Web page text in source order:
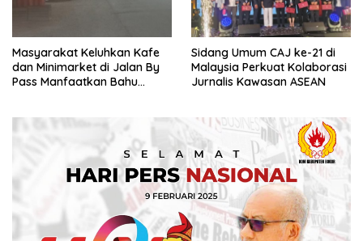
Masyarakat Keluhkan Kafe
dan Minimarket di Jalan By
Pass Manfaatkan Bahu
Sidang Umum CAJ ke-21 di
Malaysia Perkuat Kolaborasi
Jurnalis Kawasan ASEAN